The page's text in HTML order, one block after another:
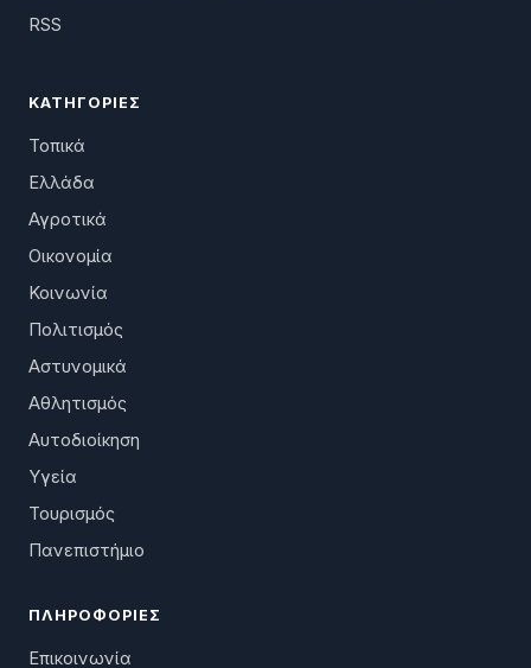
RSS
ΚΑΤΗΓΟΡΊΕΣ
Τοπικά
Ελλάδα
Αγροτικά
Οικονομία
Κοινωνία
Πολιτισμός
Αστυνομικά
Αθλητισμός
Αυτοδιοίκηση
Υγεία
Τουρισμός
Πανεπιστήμιο
ΠΛΗΡΟΦΟΡΊΕΣ
Επικοινωνία